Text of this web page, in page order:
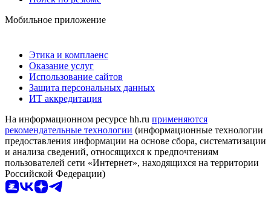
Мобильное приложение
Этика и комплаенс
Оказание услуг
Использование сайтов
Защита персональных данных
ИТ аккредитация
На информационном ресурсе hh.ru применяются
рекомендательные технологии (информационные технологии
предоставления информации на основе сбора, систематизации
и анализа сведений, относящихся к предпочтениям
пользователей сети «Интернет», находящихся на территории
Российской Федерации)